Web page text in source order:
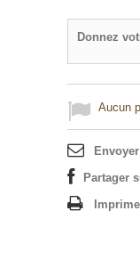
Donnez
Aucun
Partager